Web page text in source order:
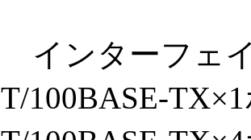
インターフェ
T/100BASE-